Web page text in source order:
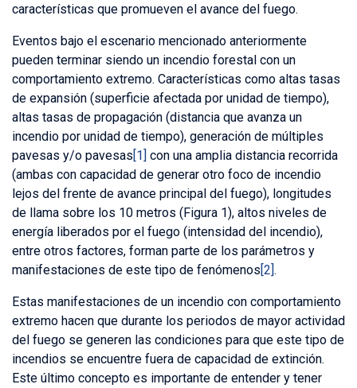
características que promueven el avance del fuego.
Eventos bajo el escenario mencionado anteriormente
pueden terminar siendo un incendio forestal con un
comportamiento extremo. Características como altas tasas
de expansión (superficie afectada por unidad de tiempo),
altas tasas de propagación (distancia que avanza un
incendio por unidad de tiempo), generación de múltiples
pavesas y/o pavesas[1] con una amplia distancia recorrida
(ambas con capacidad de generar otro foco de incendio
lejos del frente de avance principal del fuego), longitudes
de llama sobre los 10 metros (Figura 1), altos niveles de
energía liberados por el fuego (intensidad del incendio),
entre otros factores, forman parte de los parámetros y
manifestaciones de este tipo de fenómenos[2].
Estas manifestaciones de un incendio con comportamiento
extremo hacen que durante los periodos de mayor actividad
del fuego se generen las condiciones para que este tipo de
incendios se encuentre fuera de capacidad de extinción.
Este último concepto es importante de entender y tener